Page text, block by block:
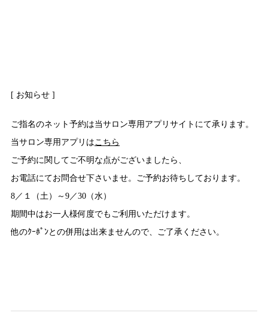
[ お知らせ ]
ご指名のネット予約は当サロン専用アプリサイトにて承ります。
当サロン専用アプリはこちら
ご予約に関してご不明な点がございましたら、
お電話にてお問合せ下さいませ。ご予約お待ちしております。
8／１（土）～9／30（水）
期間中はお一人様何度でもご利用いただけます。
他のｸｰﾎﾟﾝとの併用は出来ませんので、ご了承ください。